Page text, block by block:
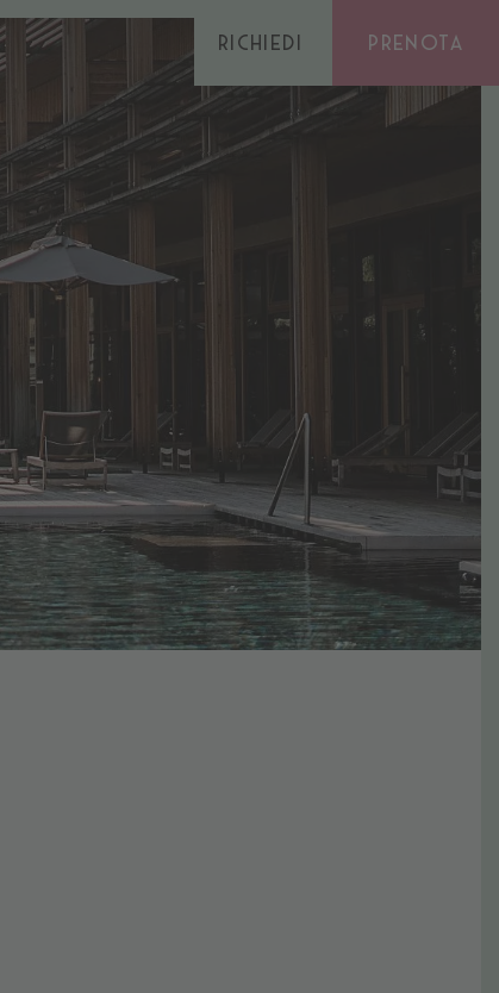
Richiedi Prenota